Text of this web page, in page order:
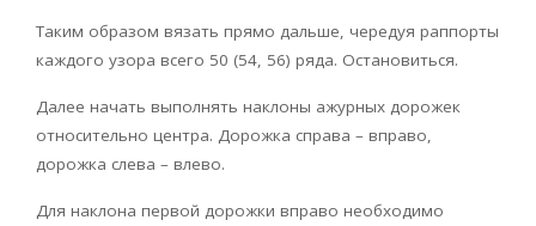
Таким образом вязать прямо дальше, чередуя раппорты
каждого узора всего 50 (54, 56) ряда. Остановиться.
Далее начать выполнять наклоны ажурных дорожек
относительно центра. Дорожка справа – вправо,
дорожка слева – влево.
Для наклона первой дорожки вправо необходимо